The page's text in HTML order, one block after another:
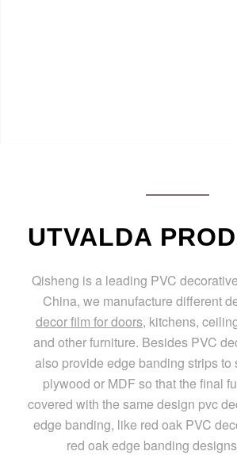
UTVALDA
Qisheng is a leading PVC
China, we manufacture different
decor film for doors, kitchens,
and other furniture. Besides PVC
also provide edge banding strips to
plywood or MDF so that the final
covered with the same design pvc
edge banding, like red oak PVC
red oak edge banding